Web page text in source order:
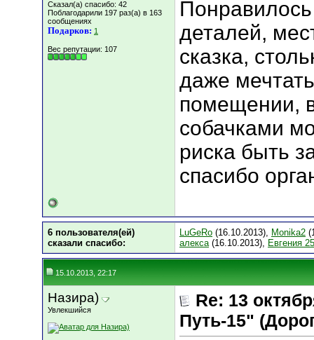
Сказал(а) спасибо: 42
Поблагодарили 197 раз(а) в 163
сообщениях
Подарков: 1
Вес репутации: 107
деталей,
сказка,
даже
помещении,
собачками
риска быть
спасибо
6 пользователя(ей)
сказали cпасибо:
LuGeRo (16.10.2013), Monika2
алекса(16.10.2013), Евгения 25
15.10.2013, 22:17
Назира)
Увлекшийся
Re: 13
Путь-15"